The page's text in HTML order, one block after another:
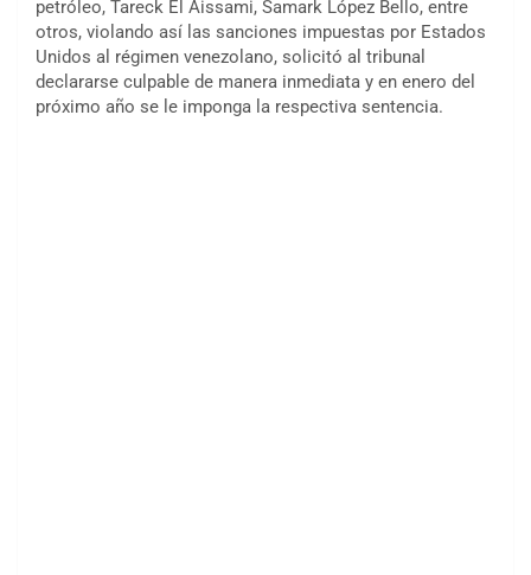
petróleo, Tareck El Aissami, Samark López Bello, entre
otros, violando así las sanciones impuestas por Estados
Unidos al régimen venezolano, solicitó al tribunal
declararse culpable de manera inmediata y en enero del
próximo año se le imponga la respectiva sentencia.